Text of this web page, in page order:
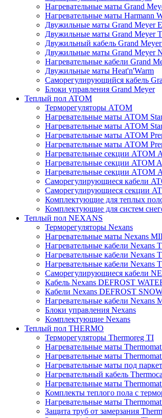
Нагревательные маты Grand
Нагревательные маты Harmann
Двужильные маты Grand Meyer
Двужильные маты Grand Meyer
Двужильный кабель Grand
Двужильные маты Grand Meyer
Нагревательные кабели Grand
Двужильные маты Heat'n'Warm
Саморегулирующийся кабель
Блоки управления Grand Meyer
Теплый пол ATOM
Терморегуляторы АТОМ
Нагревательные маты АТОМ
Нагревательные маты АТОМ
Нагревательные маты АТОМ
Нагревательные маты АТОМ
Нагревательные секции АТОМ
Нагревательные секции ATOM
Нагревательные секции АТОМ
Саморегулирующиеся кабели
Саморегулирующиеся секции
Комплектующие для теплых
Комплектующие для систем
Теплый пол NEXANS
Терморегуляторы Nexans
Нагревательные маты Nexans
Нагревательные кабели Nexans
Нагревательные кабели Nexans
Нагревательные кабели
Саморегулирующиеся кабели
Кабель Nexans DEFROST
Кабели Nexans DEFROST
Нагревательные кабели Nexans
Блоки управления Nexans
Комплектующие Nexans
Теплый пол THERMO
Терморегуляторы Thermoreg TI
Нагревательные маты
Нагревательные маты
Нагревательные маты под
Нагревательный кабель
Нагревательные маты
Комплекты теплого пола с
Нагревательные маты
Защита труб от замерзания